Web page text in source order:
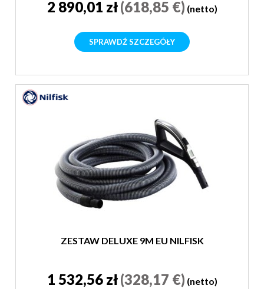
2 890,01 zł(618,85 €) (netto)
SPRAWDŹ SZCZEGÓŁY
ZESTAW DELUXE 9M EU NILFISK
1 532,56 zł(328,17 €) (netto)